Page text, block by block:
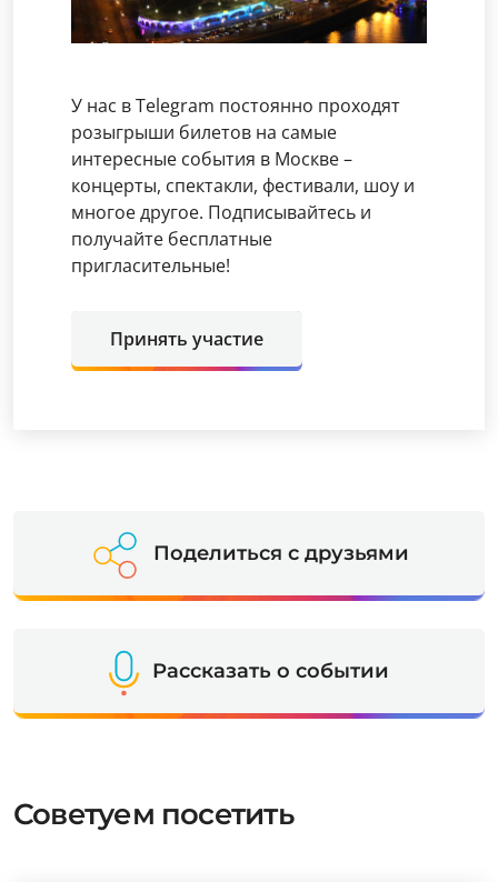
У нас в Telegram постоянно проходят
розыгрыши билетов на самые
интересные события в Москве –
концерты, спектакли, фестивали, шоу и
многое другое. Подписывайтесь и
получайте бесплатные
пригласительные!
Принять участие
Поделиться с друзьями
Рассказать о событии
Советуем посетить